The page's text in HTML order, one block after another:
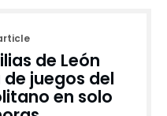
de León
juegos del
en solo